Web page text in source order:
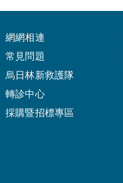
網網相連
常見問題
烏日林新救護隊
轉診中心
採購暨招標專區